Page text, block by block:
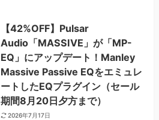
【42%OFF】Pulsar
Audio「MASSIVE」が「MP-
EQ」にアップデート！Manley
Massive Passive EQをエミュレ
ートしたEQプラグイン（セール
期間8月20日夕方まで）
2026年7月17日